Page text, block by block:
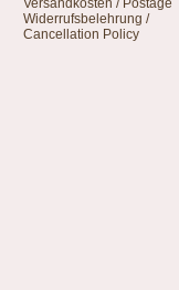
Versandkosten / Postage
Widerrufsbelehrung /
Cancellation Policy